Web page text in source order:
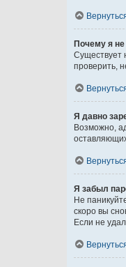
Почему я
Существует
проверить,
Я давно
Возможно,
Я забыл
Не
скоро вы
Если не